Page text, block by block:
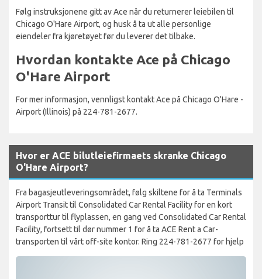
Følg instruksjonene gitt av Ace når du returnerer leiebilen til
Chicago O'Hare Airport, og husk å ta ut alle personlige
eiendeler fra kjøretøyet før du leverer det tilbake.
Hvordan kontakte Ace på Chicago
O'Hare Airport
For mer informasjon, vennligst kontakt Ace på Chicago O'Hare -
Airport (Illinois) på 224-781-2677.
Hvor er ACE bilutleiefirmaets skranke Chicago
O'Hare Airport?
Fra bagasjeutleveringsområdet, følg skiltene for å ta Terminals
Airport Transit til Consolidated Car Rental Facility for en kort
transporttur til flyplassen, en gang ved Consolidated Car Rental
Facility, fortsett til dør nummer 1 for å ta ACE Rent a Car-
transporten til vårt off-site kontor. Ring 224-781-2677 for hjelp